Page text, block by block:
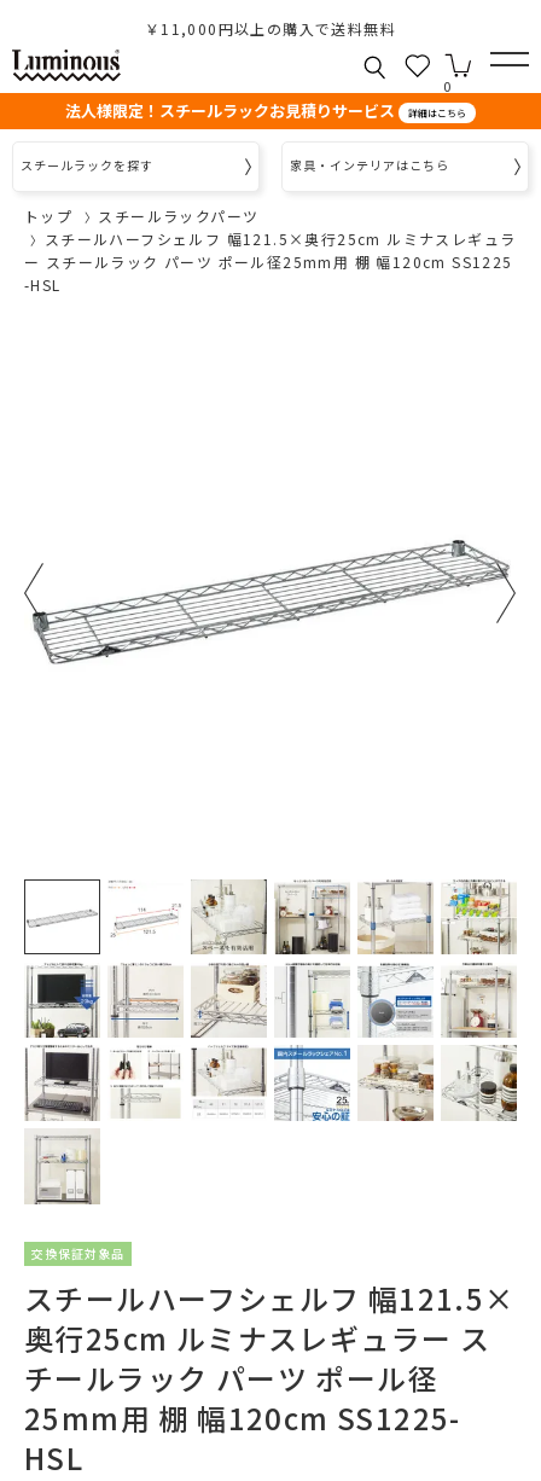
￥11,000円以上の購入で送料無料
0
法人様限定！スチールラックお見積りサービス 詳細はこちら
スチールラックを探す 家具・インテリアはこちら
トップ
スチールラックパーツ
スチールハーフシェルフ 幅121.5×奥行25cm ルミナスレギュラ
ー スチールラック パーツ ポール径25mm用 棚 幅120cm SS1225
-HSL
交換保証対象品
スチールハーフシェルフ 幅121.5×
奥行25cm ルミナスレギュラー ス
チールラック パーツ ポール径
25mm用 棚 幅120cm SS1225-
HSL